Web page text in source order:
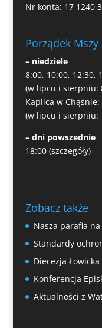
Nr konta: 17 1240
Porządek
– niedziele
8:00, 10:00, 12:30,
(w lipcu i sierpniu:
Kaplica w Chąśnie:
(w lipcu i sierpniu:
– dni powszednie
18:00 (szczegóły)
Zobacz także
Nasza parafia na
Standardy
Diecezja Łowicka
Konferencja
Aktualności z